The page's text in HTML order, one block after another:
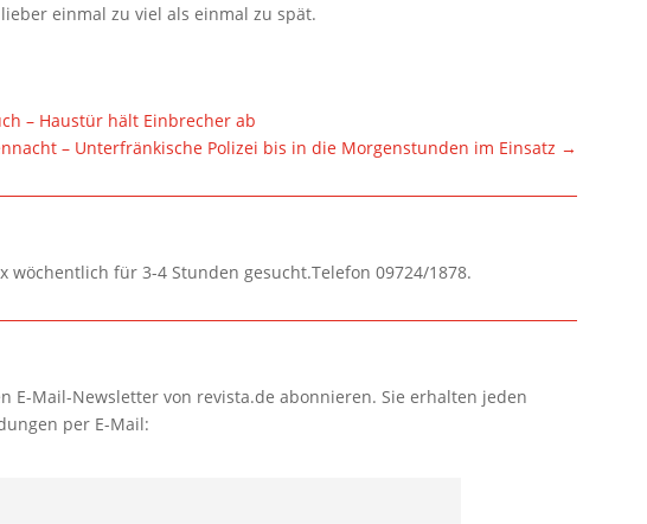
einmal zu viel als einmal zu spät.
– Haustür hält Einbrecher ab
– Unterfränkische Polizei bis in die Morgenstunden im Einsatz →
wöchentlich für 3-4 Stunden gesucht.Telefon 09724/1878.
E-Mail-Newsletter von revista.de abonnieren. Sie erhalten jeden
per E-Mail: